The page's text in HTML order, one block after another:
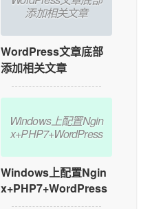
添加相关文章
WordPress文章底部
添加相关文章
Windows上配置Ngin
x+PHP7+WordPress
Windows上配置Ngin
x+PHP7+WordPress